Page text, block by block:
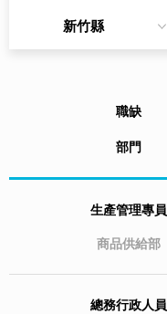
新竹縣
職缺
部門
生產管理專員
商品供給部
總務行政人員